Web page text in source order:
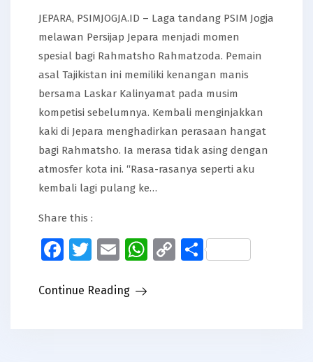
JEPARA, PSIMJOGJA.ID – Laga tandang PSIM Jogja
melawan Persijap Jepara menjadi momen
spesial bagi Rahmatsho Rahmatzoda. Pemain
asal Tajikistan ini memiliki kenangan manis
bersama Laskar Kalinyamat pada musim
kompetisi sebelumnya. Kembali menginjakkan
kaki di Jepara menghadirkan perasaan hangat
bagi Rahmatsho. Ia merasa tidak asing dengan
atmosfer kota ini. “Rasa-rasanya seperti aku
kembali lagi pulang ke…
Share this :
Facebook
Twitter
EmailWhatsApp
CopyShare
Continue Reading